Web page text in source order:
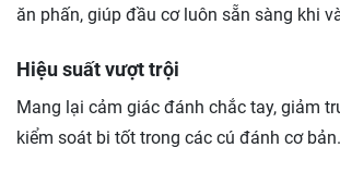
ăn phấn, giúp đầu cơ luôn sẵn sàng khi
Hiệu suất vượt trội
Mang lại cảm giác đánh chắc tay, giảm
kiểm soát bi tốt trong các cú đánh cơ bản.